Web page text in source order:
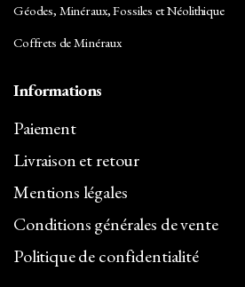
Géodes, Minéraux, Fossiles et Néolithique
Coffrets de Minéraux
Informations
Paiement
Livraison et retour
Mentions légales
Conditions générales de vente
Politique de confidentialité